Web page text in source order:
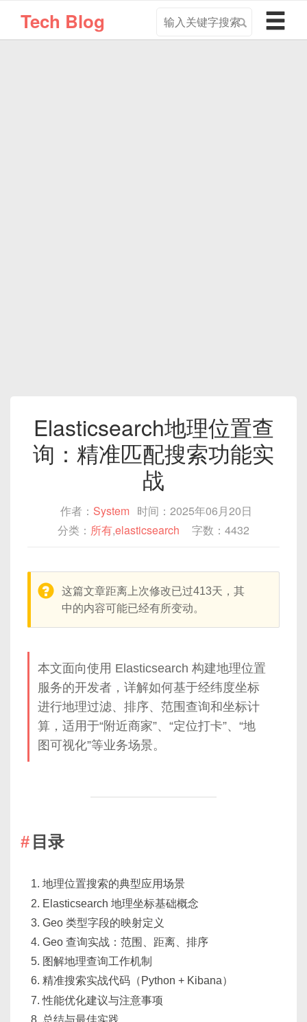
Tech Blog
导
航
Elasticsearch地理位置查
询：精准匹配搜索功能实
战
作者： System 时间：2025年06月20日
分类： 所有,elasticsearch 字数：4432
warning:
这篇文章距离上次修改已过413天，其
中的内容可能已经有所变动。
本文面向使用 Elasticsearch 构建地理位置
服务的开发者，详解如何基于经纬度坐标
进行地理过滤、排序、范围查询和坐标计
算，适用于“附近商家”、“定位打卡”、“地
图可视化”等业务场景。
目录
地理位置搜索的典型应用场景
Elasticsearch 地理坐标基础概念
Geo 类型字段的映射定义
Geo 查询实战：范围、距离、排序
图解地理查询工作机制
精准搜索实战代码（Python + Kibana）
性能优化建议与注意事项
总结与最佳实践